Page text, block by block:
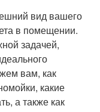
вид вашего
в помещении.
задачей,
вам, как
какие
а также как